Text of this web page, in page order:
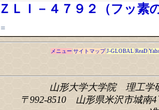
ＺＬＩ－４７９２（フッ素
=
メニュー サイトマップ J-GLOBAL ReaD
山形大学大学院 理工学
〒992-8510 山形県米沢市城南4